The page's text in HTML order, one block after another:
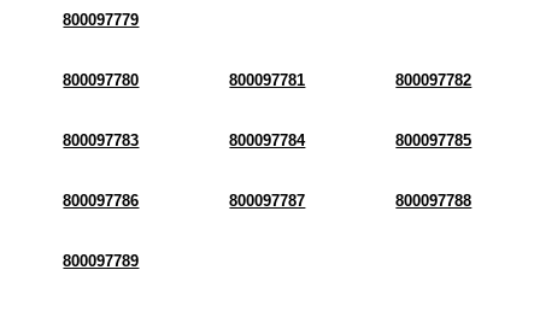
800097779
800097780 800097781 800097782
800097783 800097784 800097785
800097786 800097787 800097788
800097789